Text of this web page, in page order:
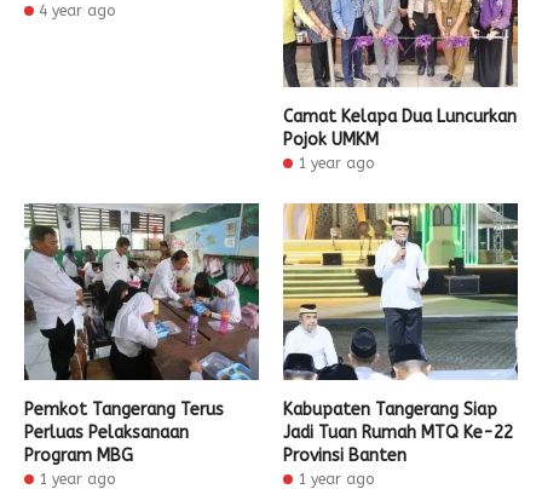
4 year ago
Camat Kelapa Dua Luncurkan
Pojok UMKM
1 year ago
Pemkot Tangerang Terus
Perluas Pelaksanaan
Program MBG
1 year ago
Kabupaten Tangerang Siap
Jadi Tuan Rumah MTQ Ke-22
Provinsi Banten
1 year ago